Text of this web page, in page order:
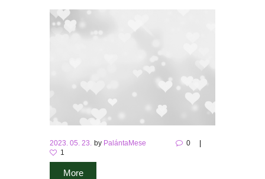
2023. 05. 23. by PalántaMese
0
1
More